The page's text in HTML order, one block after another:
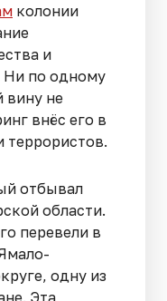
колонии
и
Ни по одному
вину не
внёс его в
террористов.
отбывал
области.
перевели в
одну из
Эта